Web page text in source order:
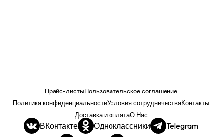
Прайс-листыПользовательское соглашение
Политика конфиденциальностиУсловия сотрудничестваКонтакты
Доставка и оплатаО Нас
ВКонтакте Одноклассники
Telegram